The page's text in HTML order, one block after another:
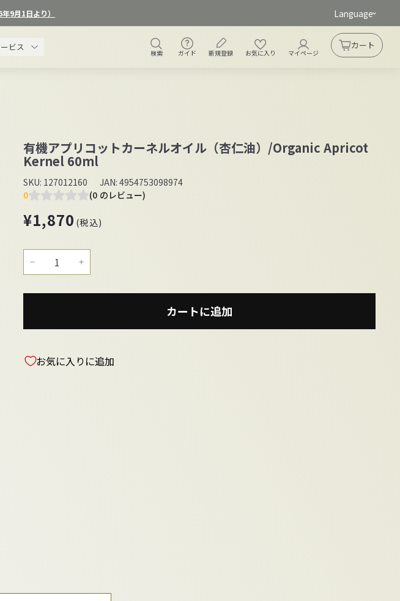
9月1日より） Language
ビス
検索
検索
ガイド
ガイド
新規登録
新規登録
お気に入り
お気に入り
マイページ
アカウント カート
カート
有機アプリコットカーネルオイル（杏仁油）/Organic Apricot
Kernel 60ml
SKU: 127012160 JAN: 4954753098974
0
(0 のレビュー)
通
常
格
¥1,870 (税込)
+
カートに追加
お気に入りに追加